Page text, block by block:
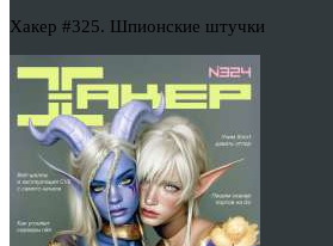
Хакер #325. Шпионские штучки